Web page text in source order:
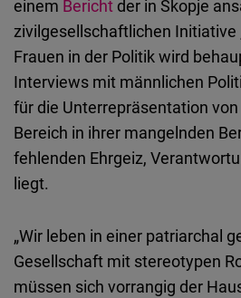
einem Bericht der in Skopje
zivilgesellschaftlichen Initiative
Frauen in der Politik wird
Interviews mit männlichen
für die Unterrepräsentation
Bereich in ihrer mangelnden
fehlenden Ehrgeiz,
liegt.
„Wir leben in einer patriarchal
Gesellschaft mit stereotypen
müssen sich vorrangig der